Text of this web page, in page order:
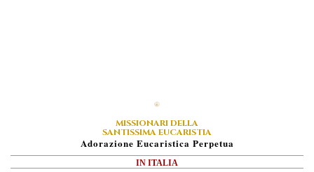
MISSIONARI DELLA
SANTISSIMA EUCARISTIA
ADorazione EUcaristica PErpetua
IN ITALIA